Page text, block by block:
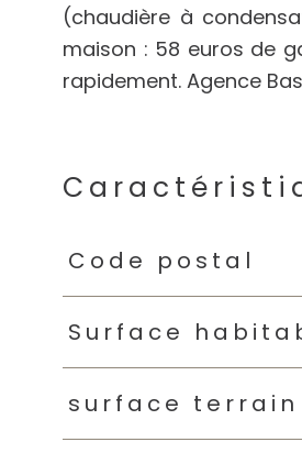
(chaudière à
maison : 58 euros de
rapidement. Agence
Caractéristiques Valeurs
Code postal
Surface
surface terrain